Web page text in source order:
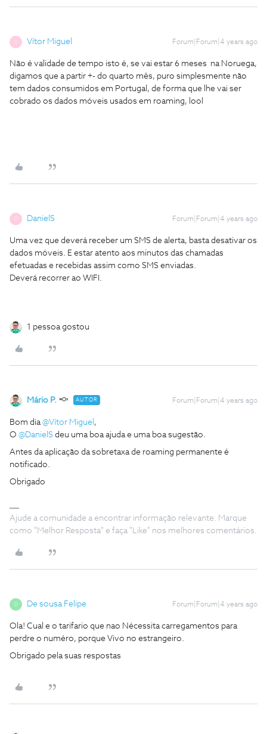
V Vítor Miguel Forum|Forum|4 years ago
Não é validade de tempo isto é, se vai estar 6 meses na Noruega,
digamos que a partir +- do quarto mês, puro simplesmente não
tem dados consumidos em Portugal, de forma que lhe vai ser
cobrado os dados móveis usados em roaming, lool
D DanielS Forum|Forum|4 years ago
Uma vez que deverá receber um SMS de alerta, basta desativar os
dados móveis. E estar atento aos minutos das chamadas
efetuadas e recebidas assim como SMS enviadas.
Deverá recorrer ao WIFI.
1 pessoa gostou
Mário P. AUTOR Forum|Forum|4 years ago
Bom dia@Vítor Miguel ,
O @DanielS deu uma boa ajuda e uma boa sugestão.
Antes da aplicação da sobretaxa de roaming permanente é
notificado.
Obrigado
Ajude a comunidade a encontrar informação relevante. Marque
como "Melhor Resposta" e faça "Like" nos melhores comentários.
D De sousa Felipe Forum|Forum|4 years ago
Ola! Cual e o tarifario que nao Nécessita carregamentos para
perdre o numéro, porque Vivo no estrangeiro.
Obrigado pela suas respostas